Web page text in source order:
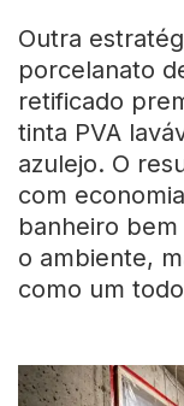
Outra
porcelanato
retificado
tinta PVA
azulejo. O
com
banheiro
o ambiente,
como um